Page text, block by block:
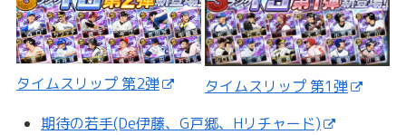
タイムスリップ 第2弾
タイムスリップ 第1弾
期待の若手(De伊藤、G戸郷、Hリチャード)